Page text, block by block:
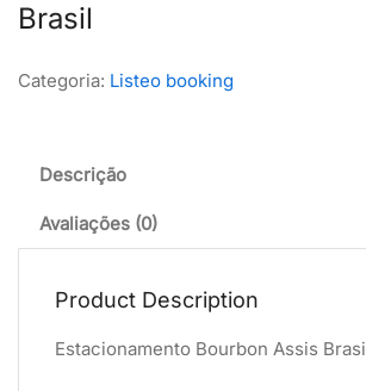
Brasil
Categoria: Listeo booking
Descrição
Avaliações (0)
Product Description
Estacionamento Bourbon Assis